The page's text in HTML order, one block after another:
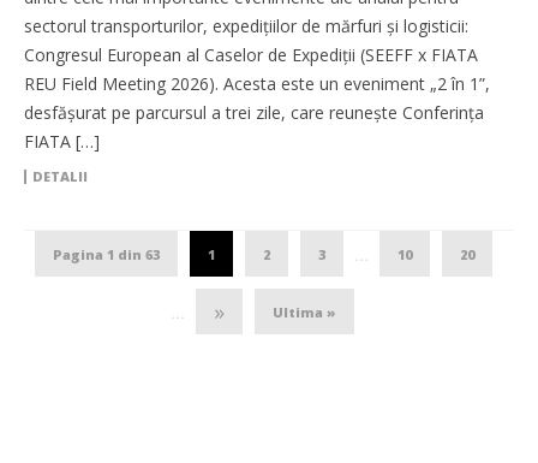
sectorul transporturilor, expedițiilor de mărfuri și logisticii:
Congresul European al Caselor de Expediții (SEEFF x FIATA
REU Field Meeting 2026). Acesta este un eveniment „2 în 1”,
desfășurat pe parcursul a trei zile, care reunește Conferința
FIATA […]
DETALII
Pagina 1 din 63 1 2 3 10 20
» Ultima »